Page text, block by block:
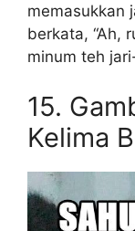
memasukkan
berkata, “Ah,
minum teh
15.
Kelima